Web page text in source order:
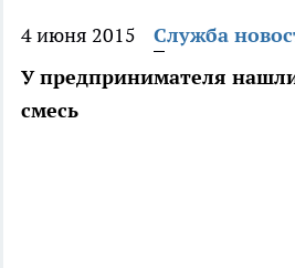
4 июня 2015
Служба
У предпринимателя
смесь